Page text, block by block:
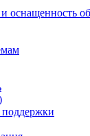
оснащенность